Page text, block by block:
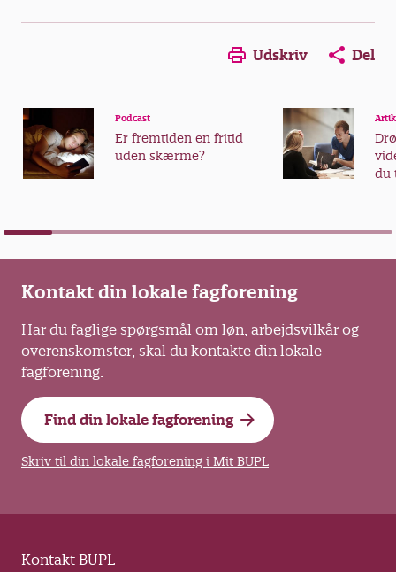
Udskriv Del
Podcast
Er fremtiden en fritid
uden skærme?
du
Kontakt din lokale fagforening
Har du faglige spørgsmål om løn, arbejdsvilkår og
overenskomster, skal du kontakte din lokale
fagforening.
Find din lokale fagforening
Skriv til din lokale fagforening i Mit BUPL
Kontakt BUPL